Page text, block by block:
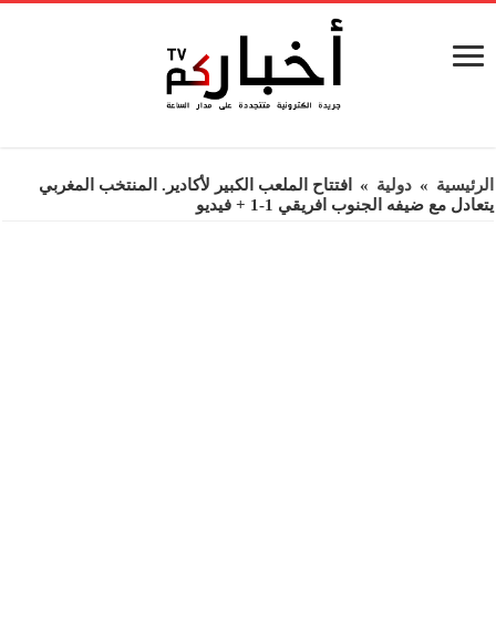
الرئيسية » دولية »
افتتاح الملعب الكبير لأكادير. المنتخب المغربي
يتعادل مع ضيفه الجنوب افريقي 1-1 + فيديو